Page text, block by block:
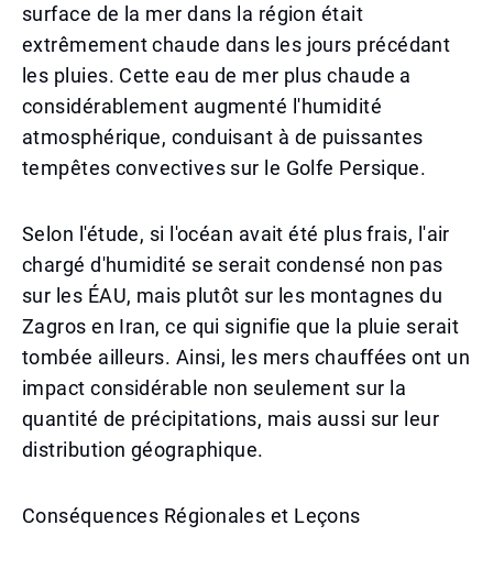
surface de la mer dans la région était
extrêmement chaude dans les jours précédant
les pluies. Cette eau de mer plus chaude a
considérablement augmenté l'humidité
atmosphérique, conduisant à de puissantes
tempêtes convectives sur le Golfe Persique.
Selon l'étude, si l'océan avait été plus frais, l'air
chargé d'humidité se serait condensé non pas
sur les ÉAU, mais plutôt sur les montagnes du
Zagros en Iran, ce qui signifie que la pluie serait
tombée ailleurs. Ainsi, les mers chauffées ont un
impact considérable non seulement sur la
quantité de précipitations, mais aussi sur leur
distribution géographique.
Conséquences Régionales et Leçons